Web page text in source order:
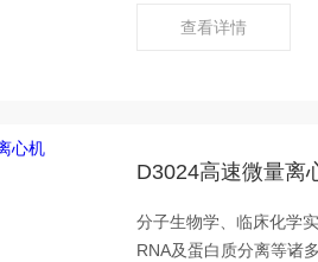
查看详情
D3024高速微量离
分子生物学、临床化学
RNA及蛋白质分离等诸多